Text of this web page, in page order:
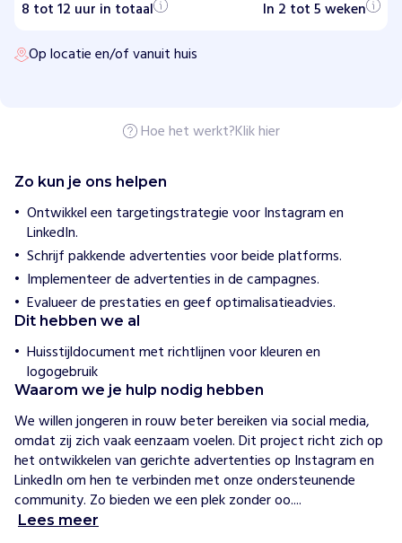
i
e
p
e
n
S
t
i
c
h
t
i
g
T
h
e
M
o
8 tot 12 uur in totaal
In 2 tot 5 weken
Op locatie en/of vanuit huis
Hoe het werkt?Klik hier
Zo kun je ons helpen
Ontwikkel een targetingstrategie voor Instagram en
LinkedIn.
Schrijf pakkende advertenties voor beide platforms.
Implementeer de advertenties in de campagnes.
Evalueer de prestaties en geef optimalisatieadvies.
Dit hebben we al
Huisstijldocument met richtlijnen voor kleuren en
logogebruik
Waarom we je hulp nodig hebben
We willen jongeren in rouw beter bereiken via social media,
omdat zij zich vaak eenzaam voelen. Dit project richt zich op
het ontwikkelen van gerichte advertenties op Instagram en
LinkedIn om hen te verbinden met onze ondersteunende
community. Zo bieden we een plek zonder oo....
Lees meer